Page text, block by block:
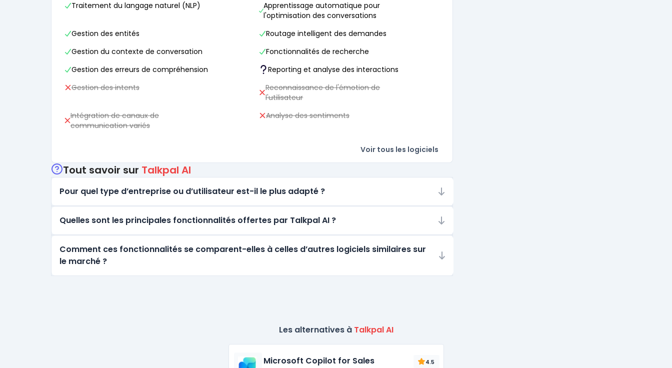
Traitement du langage naturel (NLP)
Apprentissage automatique pour
l'optimisation des conversations
Gestion des entités
Routage intelligent des demandes
Gestion du contexte de conversation
Fonctionnalités de recherche
Gestion des erreurs de compréhension
Reporting et analyse des interactions
Gestion des intents
Reconnaissance de l'émotion de
l'utilisateur
Intégration de canaux de
communication variés
Analyse des sentiments
Voir tous les logiciels
Tout savoir sur Talkpal AI
Pour quel type d’entreprise ou d’utilisateur est-il le plus adapté ?
Quelles sont les principales fonctionnalités offertes par Talkpal AI ?
Comment ces fonctionnalités se comparent-elles à celles d’autres logiciels similaires sur
le marché ?
Les alternatives à Talkpal AI
Microsoft Copilot for Sales 4.5